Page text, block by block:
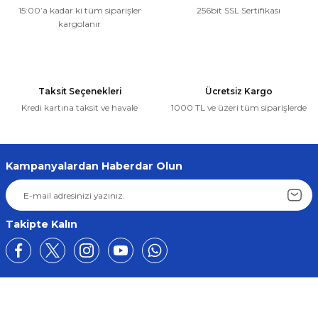
15:00’a kadar ki tüm siparişler
kargolanır
256bit SSL Sertifikası
Taksit Seçenekleri
Kredi kartına taksit ve havale
Ücretsiz Kargo
1000 TL ve üzeri tüm siparişlerde
Kampanyalardan Haberdar Olun
Takipte Kalın